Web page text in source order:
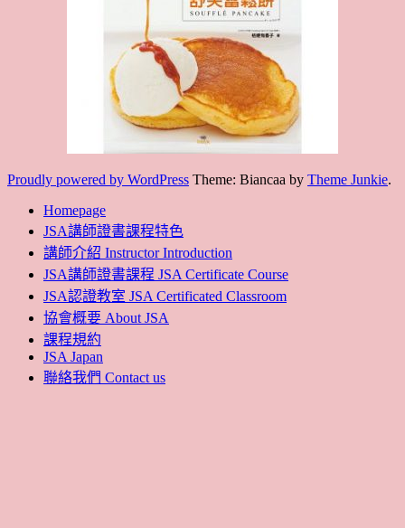
Proudly powered by WordPress Theme: Biancaa by Theme Junkie.
Homepage
JSA講師證書課程特色
講師介紹 Instructor Introduction
JSA講師證書課程 JSA Certificate Course
JSA認證教室 JSA Certificated Classroom
協會概要 About JSA
課程規約
JSA Japan
聯絡我們 Contact us